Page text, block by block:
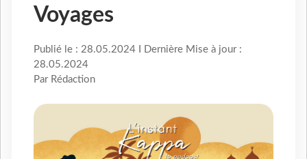
Voyages
Publié le : 28.05.2024 I Dernière Mise à jour :
28.05.2024
Par Rédaction